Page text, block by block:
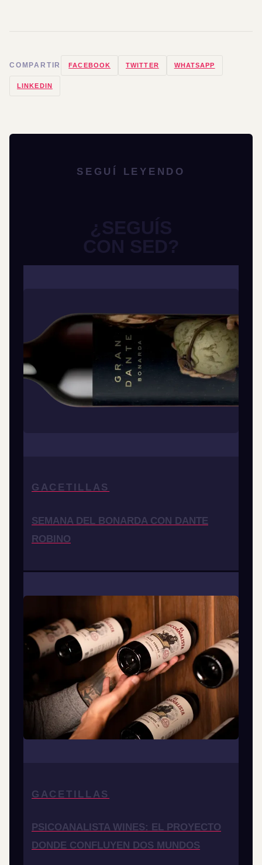
COMPARTIR FACEBOOK TWITTER WHATSAPP
LINKEDIN
SEGUÍ LEYENDO
¿SEGUÍS
CON SED?
GACETILLAS
SEMANA DEL BONARDA CON DANTE
ROBINO
GACETILLAS
PSICOANALISTA WINES: EL PROYECTO
DONDE CONFLUYEN DOS MUNDOS